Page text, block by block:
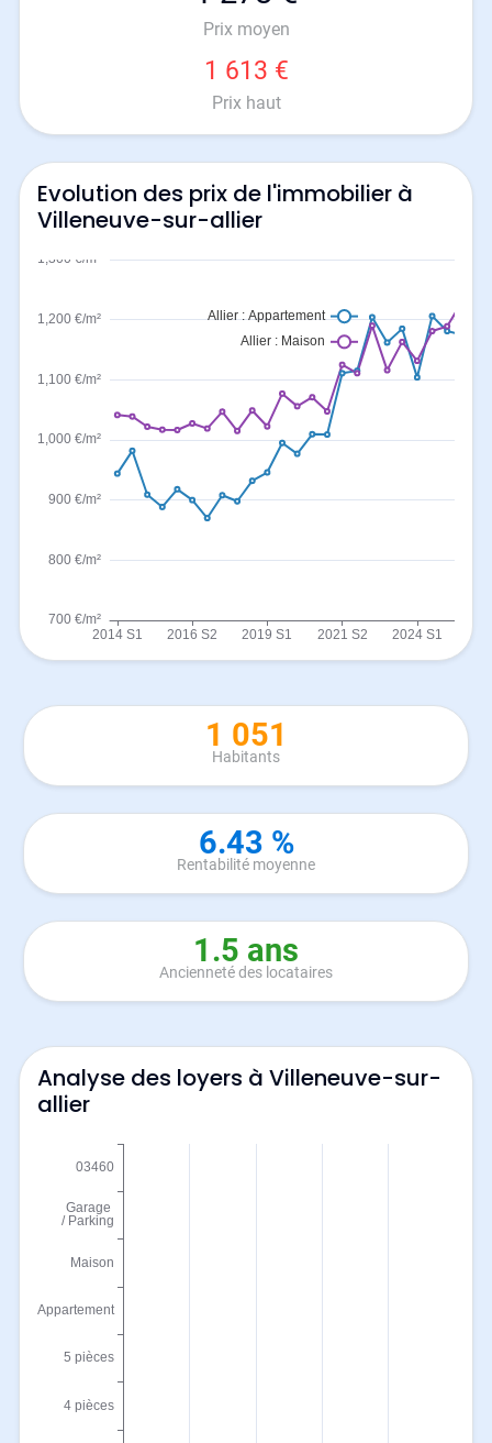
Prix moyen
1 613 €
Prix haut
Evolution des prix de l'immobilier à
Villeneuve-sur-allier
1 051
Habitants
6.43 %
Rentabilité moyenne
1.5 ans
Ancienneté des locataires
Analyse des loyers à Villeneuve-sur-
allier